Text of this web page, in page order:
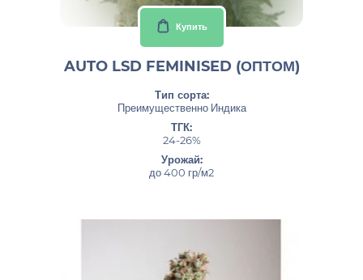
Купить
AUTO LSD FEMINISED (ОПТОМ)
Тип сорта:
Преимущественно Индика
ТГК:
24-26%
Урожай:
до 400 гр/м2